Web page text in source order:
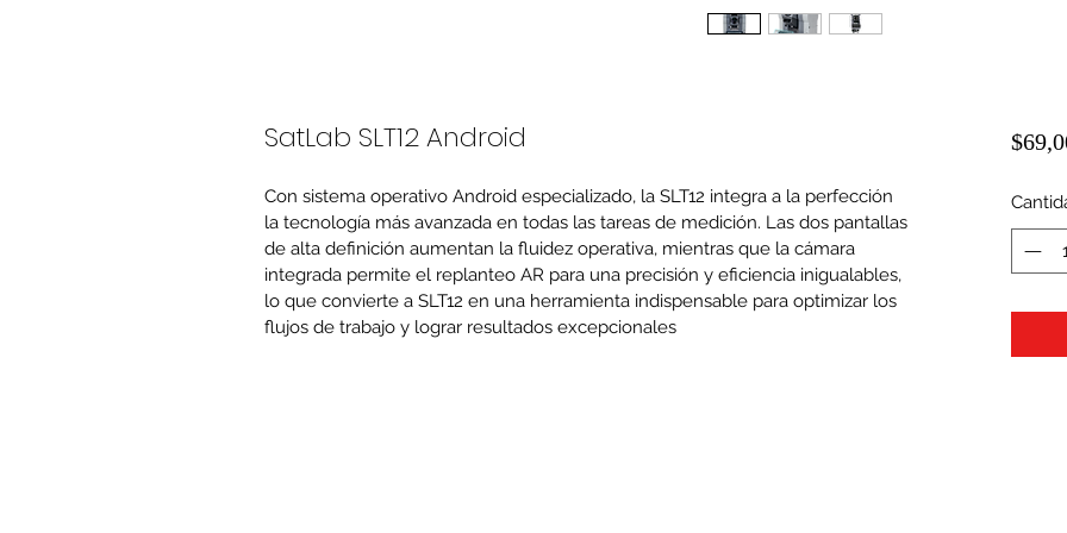
SatLab SLT12 Android
Con sistema operativo Android especializado, la SLT12 integra a la perfección
la tecnología más avanzada en todas las tareas de medición. Las dos pantallas
de alta definición aumentan la fluidez operativa, mientras que la cámara
integrada permite el replanteo AR para una precisión y eficiencia inigualables,
lo que convierte a SLT12 en una herramienta indispensable para optimizar los
flujos de trabajo y lograr resultados excepcionales